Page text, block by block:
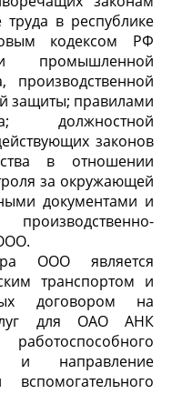
в республике
кодексом РФ
промышленной
производственной
защиты; правилами
должностной
законов
в отношении
за окружающей
документами и
ООО является
транспортом и
договором на
для ОАО АНК
и направление